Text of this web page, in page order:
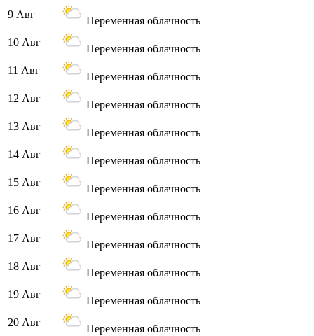
9 Авг
Переменная облачность
10 Авг
Переменная облачность
11 Авг
Переменная облачность
12 Авг
Переменная облачность
13 Авг
Переменная облачность
14 Авг
Переменная облачность
15 Авг
Переменная облачность
16 Авг
Переменная облачность
17 Авг
Переменная облачность
18 Авг
Переменная облачность
19 Авг
Переменная облачность
20 Авг
Переменная облачность